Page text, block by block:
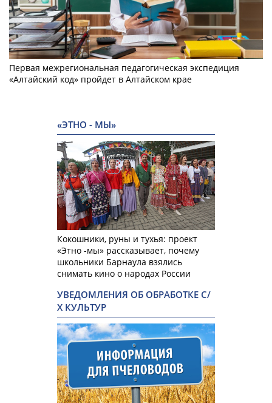
Первая межрегиональная педагогическая экспедиция
«Алтайский код» пройдет в Алтайском крае
«ЭТНО - МЫ»
Кокошники, руны и тухья: проект
«Этно -мы» рассказывает, почему
школьники Барнаула взялись
снимать кино о народах России
УВЕДОМЛЕНИЯ ОБ ОБРАБОТКЕ С/
Х КУЛЬТУР